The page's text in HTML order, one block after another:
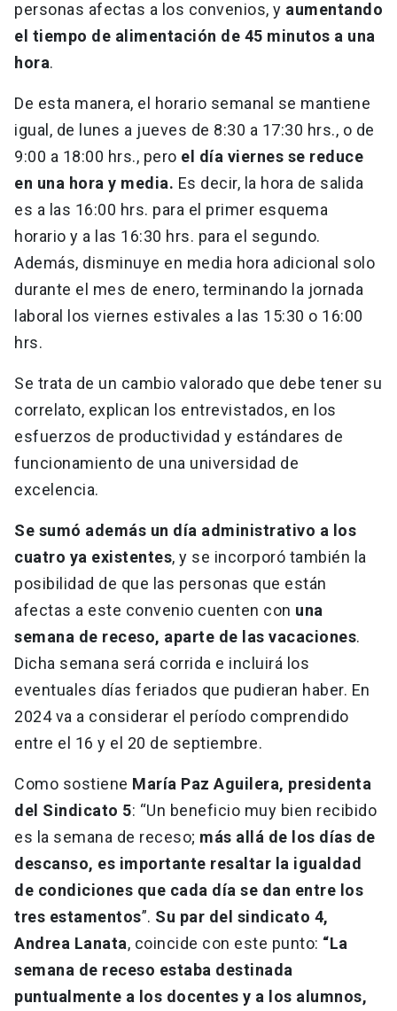
personas afectas a los convenios, y aumentando
el tiempo de alimentación de 45 minutos a una
hora.
De esta manera, el horario semanal se mantiene
igual, de lunes a jueves de 8:30 a 17:30 hrs., o de
9:00 a 18:00 hrs., pero el día viernes se reduce
en una hora y media. Es decir, la hora de salida
es a las 16:00 hrs. para el primer esquema
horario y a las 16:30 hrs. para el segundo.
Además, disminuye en media hora adicional solo
durante el mes de enero, terminando la jornada
laboral los viernes estivales a las 15:30 o 16:00
hrs.
Se trata de un cambio valorado que debe tener su
correlato, explican los entrevistados, en los
esfuerzos de productividad y estándares de
funcionamiento de una universidad de
excelencia.
Se sumó además un día administrativo a los
cuatro ya existentes, y se incorporó también la
posibilidad de que las personas que están
afectas a este convenio cuenten con una
semana de receso, aparte de las vacaciones.
Dicha semana será corrida e incluirá los
eventuales días feriados que pudieran haber. En
2024 va a considerar el período comprendido
entre el 16 y el 20 de septiembre.
Como sostiene María Paz Aguilera, presidenta
del Sindicato 5: “Un beneficio muy bien recibido
es la semana de receso; más allá de los días de
descanso, es importante resaltar la igualdad
de condiciones que cada día se dan entre los
tres estamentos”. Su par del sindicato 4,
Andrea Lanata, coincide con este punto: “La
semana de receso estaba destinada
puntualmente a los docentes y a los alumnos,